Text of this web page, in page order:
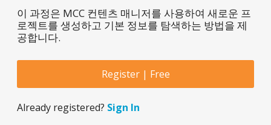
이 과정은 MCC 컨텐츠 매니저를 사용하여 새로운 프
로젝트를 생성하고 기본 정보를 탐색하는 방법을 제
공합니다.
Register | Free
Already registered? Sign In